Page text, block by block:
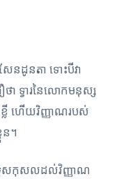
នដូនតា ទោះបីវា
ា ទ្វារនៃលោកមនុស្ស
លី ហើយវិញ្ញាណរបស់
ន។
ទ្ទិសកុសលដល់វិញ្ញាណ